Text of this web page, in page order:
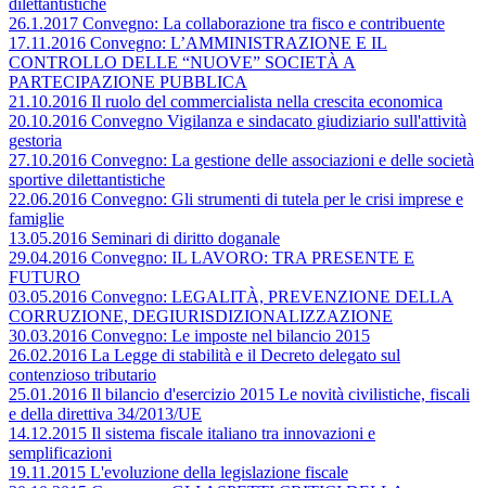
dilettantistiche
26.1.2017 Convegno: La collaborazione tra fisco e contribuente
17.11.2016 Convegno: L’AMMINISTRAZIONE E IL
CONTROLLO DELLE “NUOVE” SOCIETÀ A
PARTECIPAZIONE PUBBLICA
21.10.2016 Il ruolo del commercialista nella crescita economica
20.10.2016 Convegno Vigilanza e sindacato giudiziario sull'attività
gestoria
27.10.2016 Convegno: La gestione delle associazioni e delle società
sportive dilettantistiche
22.06.2016 Convegno: Gli strumenti di tutela per le crisi imprese e
famiglie
13.05.2016 Seminari di diritto doganale
29.04.2016 Convegno: IL LAVORO: TRA PRESENTE E
FUTURO
03.05.2016 Convegno: LEGALITÀ, PREVENZIONE DELLA
CORRUZIONE, DEGIURISDIZIONALIZZAZIONE
30.03.2016 Convegno: Le imposte nel bilancio 2015
26.02.2016 La Legge di stabilità e il Decreto delegato sul
contenzioso tributario
25.01.2016 Il bilancio d'esercizio 2015 Le novità civilistiche, fiscali
e della direttiva 34/2013/UE
14.12.2015 Il sistema fiscale italiano tra innovazioni e
semplificazioni
19.11.2015 L'evoluzione della legislazione fiscale